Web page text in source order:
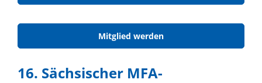
Mitglied werden
16. Sächsischer MFA-